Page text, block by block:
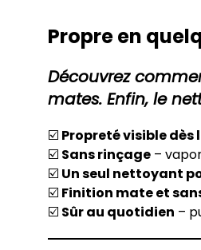
Propre en
Découvrez
mates. Enfin, le
☑️ Propreté visible dès
☑️ Sans rinçage –
☑️ Un seul nettoyant
☑️ Finition mate et
☑️ Sûr au quotidien –